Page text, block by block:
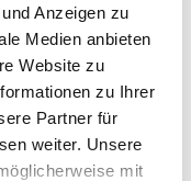
Anzeigen zu
Medien anbieten
Website zu
zu Ihrer
Partner für
weiter. Unsere
mit